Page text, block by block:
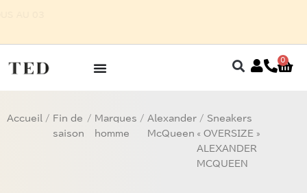
0
Accueil / Fin de
saison
/ Marques
homme
/ Alexander
McQueen
/ Sneakers
« OVERSIZE »
ALEXANDER
MCQUEEN